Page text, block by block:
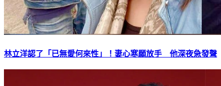
林立洋認了「已無愛何來性」！妻心寒願放手 他深夜急發聲